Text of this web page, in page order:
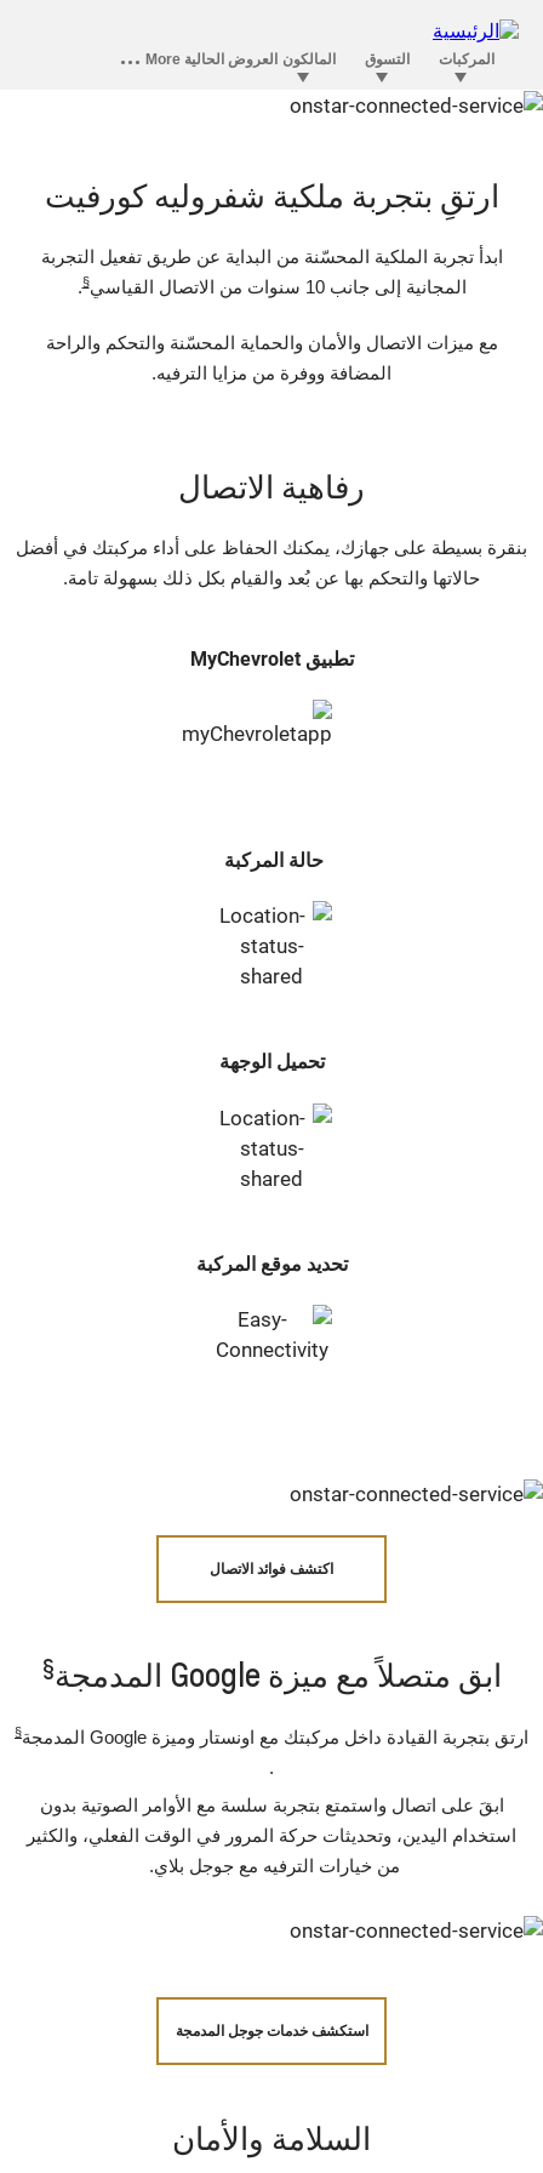
ارتقِ بتجربة ملكية شفروليه كورفيت
ابدأ تجربة الملكية المحسّنة من البداية عن طريق تفعيل التجربة
المجانية إلى جانب 10 سنوات من الاتصال القياسي
.
مع ميزات الاتصال والأمان والحماية المحسّنة والتحكم والراحة
المضافة ووفرة من مزايا الترفيه.
رفاهية الاتصال
بنقرة بسيطة على جهازك، يمكنك الحفاظ على أداء مركبتك في أفضل
حالاتها والتحكم بها عن بُعد والقيام بكل ذلك بسهولة تامة.
تطبيق MyChevrolet
حالة المركبة
تحميل الوجهة
تحديد موقع المركبة
اكتشف فوائد الاتصال
ابق متصلاً مع ميزة Google المدمجة §
ارتق بتجربة القيادة داخل مركبتك مع اونستار وميزة Google المدمجة §
ابقَ على اتصال واستمتع بتجربة سلسة مع الأوامر الصوتية بدون
استخدام اليدين، وتحديثات حركة المرور في الوقت الفعلي، والكثير
من خيارات الترفيه مع جوجل بلاي.
استكشف خدمات جوجل المدمجة
السلامة والأمان‪‎